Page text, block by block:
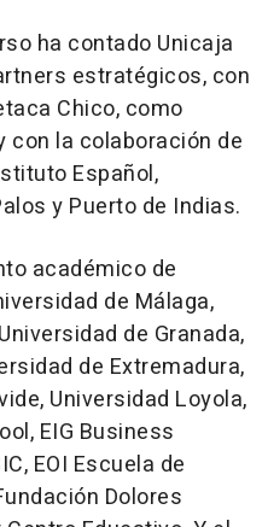
ha contado Unicaja
estratégicos, con
Chico, como
con la colaboración de
Español,
y Puerto de Indias.
académico de
de Málaga,
de Granada,
de Extremadura,
Universidad Loyola,
EIG Business
EOI Escuela de
Dolores